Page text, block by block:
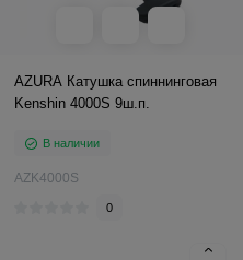
AZURA Катушка спиннинговая
Kenshin 4000S 9ш.п.
В наличии
AZK4000S
0